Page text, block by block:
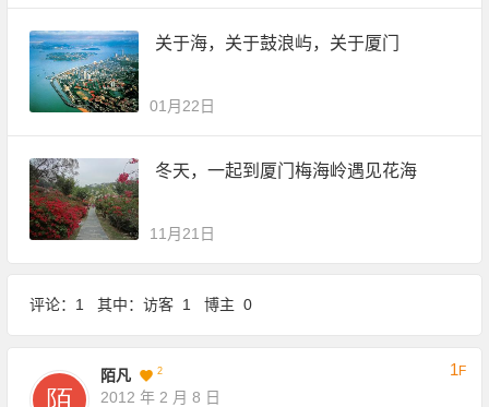
关于海，关于鼓浪屿，关于厦门
01月22日
冬天，一起到厦门梅海岭遇见花海
11月21日
评论：1 其中：访客 1 博主 0
陌凡 2
2012 年 2 月 8 日
1F